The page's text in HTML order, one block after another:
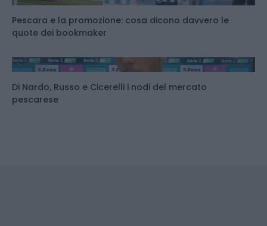
Pescara e la promozione: cosa dicono davvero le
quote dei bookmaker
Di Nardo, Russo e Cicerelli i nodi del mercato
pescarese